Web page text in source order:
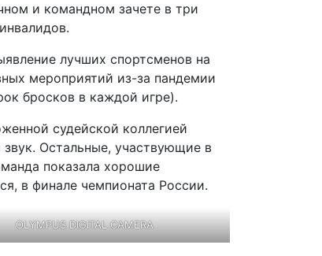
и командном зачете в три
лучших спортсменов на
мероприятий из-за пандемии
бросков в каждой игре).
судейской коллегией
Остальные, участвующие в
показала хорошие
в финале чемпионата России.
OLYMPUS DIGITAL CAMERA